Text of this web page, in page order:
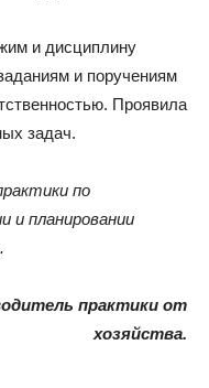
и дисциплину
и поручениям
Проявила
задач.
по
и планировании
практики от
хозяйства.